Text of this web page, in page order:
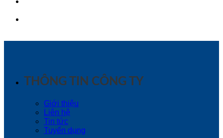
THÔNG TIN CÔNG TY
Giới thiệu
Liên hệ
Tin tức
Tuyển dụng